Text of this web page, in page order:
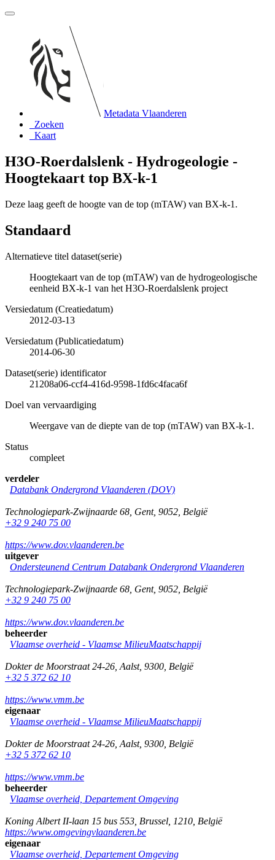
Metadata Vlaanderen
Zoeken
Kaart
H3O-Roerdalslenk - Hydrogeologie -
Hoogtekaart top BX-k-1
Deze laag geeft de hoogte van de top (mTAW) van BX-k-1.
Standaard
Alternatieve titel dataset(serie)
Hoogtekaart van de top (mTAW) van de hydrogeologische
eenheid BX-k-1 van het H3O-Roerdalslenk project
Versiedatum (Creatiedatum)
2012-03-13
Versiedatum (Publicatiedatum)
2014-06-30
Dataset(serie) identificator
21208a06-ccf4-416d-9598-1fd6c4faca6f
Doel van vervaardiging
Weergave van de diepte van de top (mTAW) van BX-k-1.
Status
compleet
verdeler
Databank Ondergrond Vlaanderen (DOV)
Technologiepark-Zwijnaarde 68 Gent, 9052 België
+32 9 240 75 00
https://www.dov.vlaanderen.be
uitgever
Ondersteunend Centrum Databank Ondergrond Vlaanderen
Technologiepark-Zwijnaarde 68 Gent, 9052 België
+32 9 240 75 00
https://www.dov.vlaanderen.be
beheerder
Vlaamse overheid - Vlaamse MilieuMaatschappij
Dokter de Moorstraat 24-26 Aalst, 9300 België
+32 5 372 62 10
https://www.vmm.be
eigenaar
Vlaamse overheid - Vlaamse MilieuMaatschappij
Dokter de Moorstraat 24-26 Aalst, 9300 België
+32 5 372 62 10
https://www.vmm.be
beheerder
Vlaamse overheid, Departement Omgeving
Koning Albert II-laan 15 bus 553 Brussel 1210 België
https://www.omgevingvlaanderen.be
eigenaar
Vlaamse overheid, Departement Omgeving